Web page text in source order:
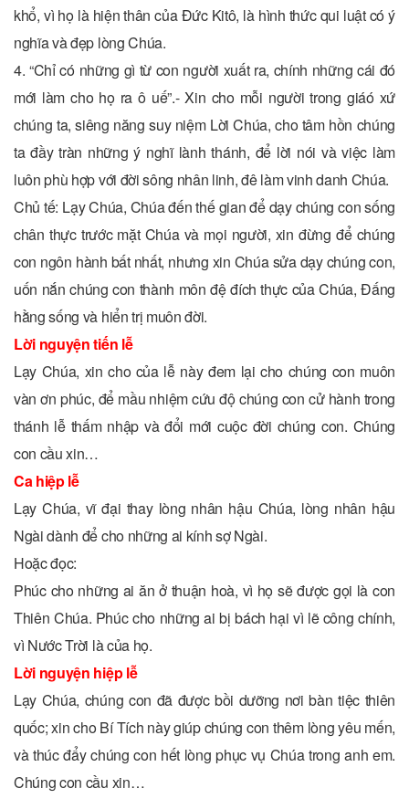
khổ, vì họ là hiện thân của Đức Kitô, là hình thức qui luật có ý
nghĩa và đẹp lòng Chúa.
4. “Chỉ có những gì từ con người xuất ra, chính những cái đó
mới làm cho họ ra ô uế”.- Xin cho mỗi người trong giáó xứ
chúng ta, siêng năng suy niệm Lời Chúa, cho tâm hồn chúng
ta đầy tràn những ý nghĩ lành thánh, để lời nói và việc làm
luôn phù hợp với đời sông nhân linh, đê làm vinh danh Chúa.
Chủ tế: Lạy Chúa, Chúa đến thế gian để dạy chúng con sống
chân thực trước mặt Chúa và mọi người, xin đừng để chúng
con ngôn hành bất nhất, nhưng xin Chúa sửa dạy chúng con,
uốn nắn chúng con thành môn đệ đích thực của Chúa, Đấng
hằng sống và hiển trị muôn đời.
Lời nguyện tiến lễ
Lạy Chúa, xin cho của lễ này đem lại cho chúng con muôn
vàn ơn phúc, để mầu nhiệm cứu độ chúng con cử hành trong
thánh lễ thấm nhập và đổi mới cuộc đời chúng con. Chúng
con cầu xin…
Ca hiệp lễ
Lạy Chúa, vĩ đại thay lòng nhân hậu Chúa, lòng nhân hậu
Ngài dành để cho những ai kính sợ Ngài.
Hoặc đọc:
Phúc cho những ai ăn ở thuận hoà, vì họ sẽ được gọi là con
Thiên Chúa. Phúc cho những ai bị bách hại vì lẽ công chính,
vì Nước Trời là của họ.
Lời nguyện hiệp lễ
Lạy Chúa, chúng con đã được bồi dưỡng nơi bàn tiệc thiên
quốc; xin cho Bí Tích này giúp chúng con thêm lòng yêu mến,
và thúc đẩy chúng con hết lòng phục vụ Chúa trong anh em.
Chúng con cầu xin…